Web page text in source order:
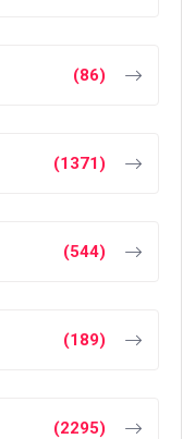
(86)
(1371)
(544)
(189)
(2295)